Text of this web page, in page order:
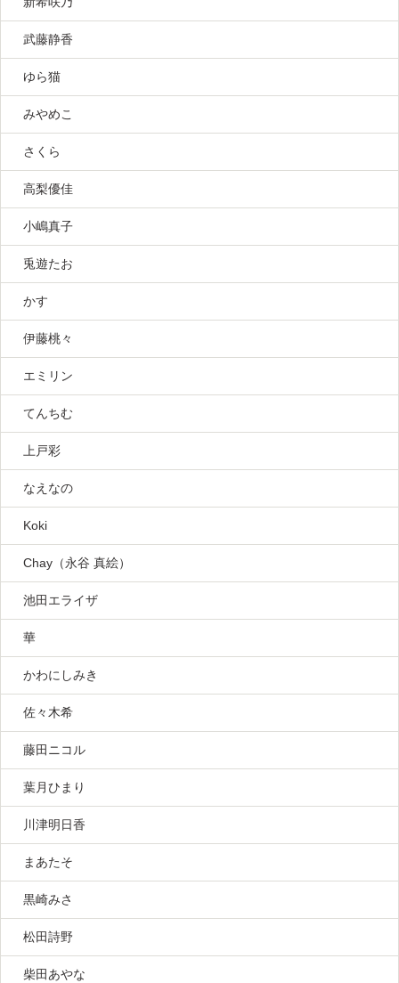
武藤静香
ゆら猫
みやめこ
さくら
高梨優佳
小嶋真子
兎遊たお
かす
伊藤桃々
エミリン
てんちむ
上戸彩
なえなの
Koki
Chay（永谷 真絵）
池田エライザ
華
かわにしみき
佐々木希
藤田ニコル
葉月ひまり
川津明日香
まあたそ
黒崎みさ
松田詩野
柴田あやな